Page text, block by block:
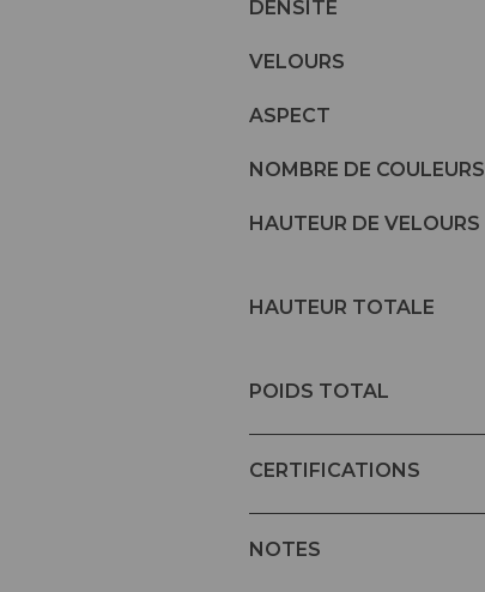
DENSITÉ
VELOURS
ASPECT
NOMBRE DE COULEURS
HAUTEUR DE VELOURS
HAUTEUR TOTALE
POIDS TOTAL
CERTIFICATIONS
NOTES